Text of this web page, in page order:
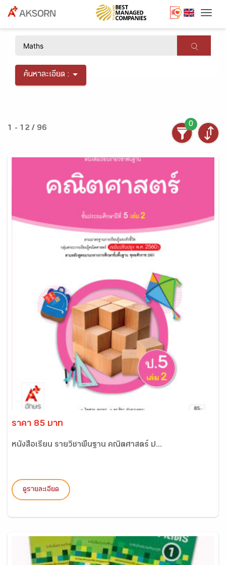
ค้นหาละเอียด :
1 - 12 / 96
0
ราคา 85 บาท
หนังสือเรียน รายวิชาพื้นฐาน คณิตศาสตร์ ป...
ดูรายละเอียด